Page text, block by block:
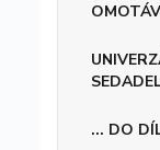
... DO